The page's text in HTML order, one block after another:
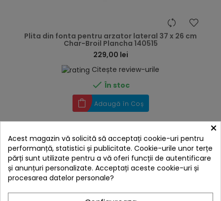
Plita din fonta pentru arzator lateral 37 x 26 cm
Char-Broil Plancha 140515
229,00 lei
Citește review-urile
 În stoc
Adaugă în Coș
Livrare gratis
×
Acest magazin vă solicită să acceptați cookie-uri pentru
performanță, statistici și publicitate. Cookie-urile unor terțe
părți sunt utilizate pentru a vă oferi funcții de autentificare
și anunțuri personalizate. Acceptați aceste cookie-uri și
procesarea datelor personale?